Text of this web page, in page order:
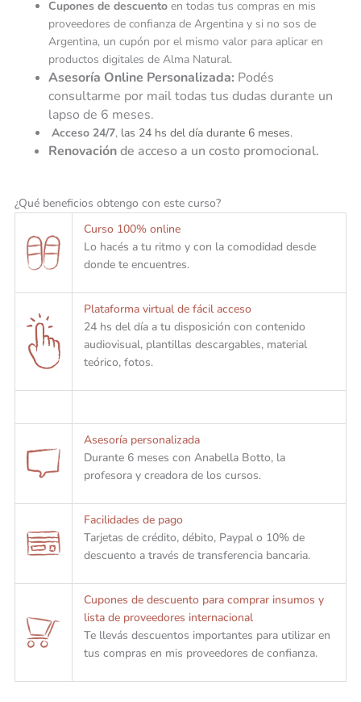
Cupones de descuentoen todas tus compras en mis
proveedores de confianza de Argentina y si no sos de
Argentina, un cupón por el mismo valor para aplicar en
productos digitales de Alma Natural.
Asesoría Online Personalizada: Podés
consultarme por mail todas tus dudas durante un
lapso de 6 meses.
Acceso 24/7, las 24 hs del día durante 6 meses.
Renovaciónde acceso a un costo promocional.
¿Qué beneficios obtengo con este curso?
Curso 100% online
Lo hacés a tu ritmo y con la comodidad desde
donde te encuentres.
Plataforma virtual de fácil acceso
24 hs del día a tu disposición con contenido
audiovisual, plantillas descargables, material
teórico, fotos.
Asesoría personalizada
Durante 6 meses con Anabella Botto, la
profesora y creadora de los cursos.
Facilidades de pago
Tarjetas de crédito, débito, Paypal o 10% de
descuento a través de transferencia bancaria.
Cupones de descuento para comprar insumos y
lista de proveedores internacional
Te llevás descuentos importantes para utilizar en
tus compras en mis proveedores de confianza.